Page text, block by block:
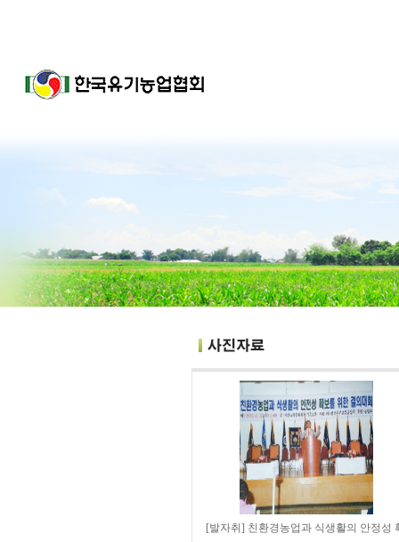
[발자취] 친환경농업과 식생활의 안정성